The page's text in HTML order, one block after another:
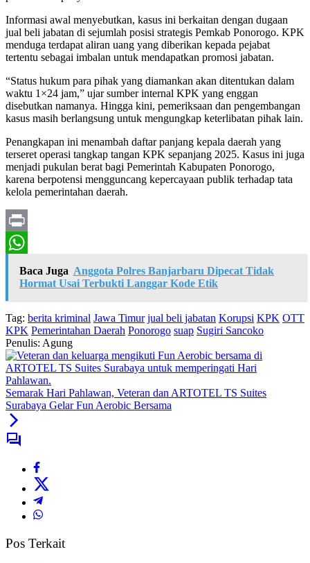
Informasi awal menyebutkan, kasus ini berkaitan dengan dugaan
jual beli jabatan di sejumlah posisi strategis Pemkab Ponorogo. KPK
menduga terdapat aliran uang yang diberikan kepada pejabat
tertentu sebagai imbalan untuk mendapatkan promosi jabatan.
“Status hukum para pihak yang diamankan akan ditentukan dalam
waktu 1×24 jam,” ujar sumber internal KPK yang enggan
disebutkan namanya. Hingga kini, pemeriksaan dan pengembangan
kasus masih berlangsung untuk mengungkap keterlibatan pihak lain.
Penangkapan ini menambah daftar panjang kepala daerah yang
terseret operasi tangkap tangan KPK sepanjang 2025. Kasus ini juga
menjadi pukulan berat bagi Pemerintah Kabupaten Ponorogo,
karena berpotensi mengguncang kepercayaan publik terhadap tata
kelola pemerintahan daerah.
Print
WhatsApp
Baca Juga Anggota Polres Banjarbaru Dipecat Tidak
Hormat Usai Terbukti Langgar Kode Etik
Tag: berita kriminal Jawa Timur jual beli jabatan Korupsi KPK OTT
KPK Pemerintahan Daerah Ponorogo suap Sugiri Sancoko
Penulis: Agung
Semarak Hari Pahlawan, Veteran dan ARTOTEL TS Suites
Surabaya Gelar Fun Aerobic Bersama
Pos Terkait